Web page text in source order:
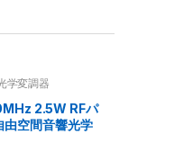
学変調器
2.5W RFパ
由空間音響光学